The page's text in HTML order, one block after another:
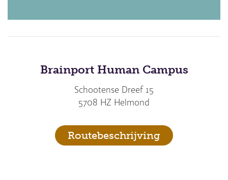
Brainport Human Campus
Schootense Dreef 15
5708 HZ Helmond
Routebeschrijving